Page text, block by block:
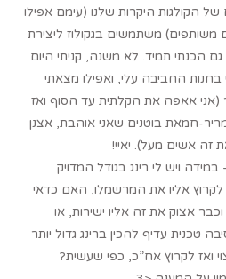
של הקולגות היקרות שלנו (עימם אפילו
משותפים) משתמשים בגקולוז ליצירת
הכנתי תמיד. לא משנה, קניתי היום
בחנות החביבה עלי, ואפילו מצאתי
(אני אאפה את הקלתית עד הסוף ואז
חמאת בוטנים שאני אוהבת, אצנן
זה אשים מעל). יאיי!
ויש לי רינג בגודל המדויק
לקרוץ אליו את המרשמלו, האם כדאי
אצוק את זה אליו ישירות, או
טכנית עדיף להכין ברינג גדול יותר
ואז לקרוץ אח”כ, כפי שעשית?